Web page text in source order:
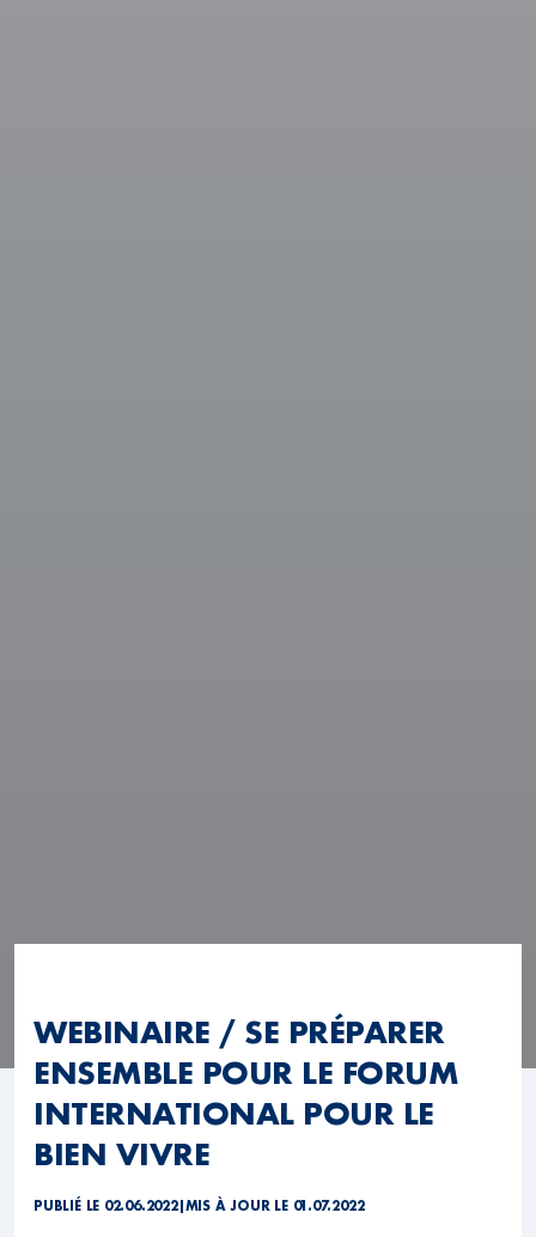
WEBINAIRE / SE PRÉPARER
ENSEMBLE POUR LE FORUM
INTERNATIONAL POUR LE
BIEN VIVRE
PUBLIÉ LE 02.06.2022| MIS À JOUR LE 01.07.2022